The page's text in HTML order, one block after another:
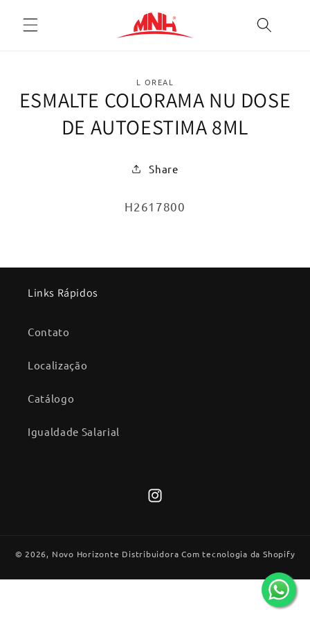
para o
conteúdo
informações
do produto
L OREAL
ESMALTE COLORAMA NU DOSE
DE AUTOESTIMA 8ML
Share
SKU:
H2617800
Links Rápidos
Contato
Localização
Catálogo
Igualdade Salarial
Instagram
© 2026, Novo Horizonte Distribuidora Com tecnologia da Shopify